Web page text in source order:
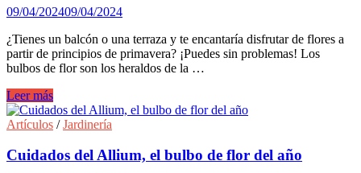
09/04/202409/04/2024
¿Tienes un balcón o una terraza y te encantaría disfrutar de flores a
partir de principios de primavera? ¡Puedes sin problemas! Los
bulbos de flor son los heraldos de la …
Jardín
de
bulbos
flor
Leer más
Artículos /Jardinería
Cuidados del Allium, el bulbo de flor del año